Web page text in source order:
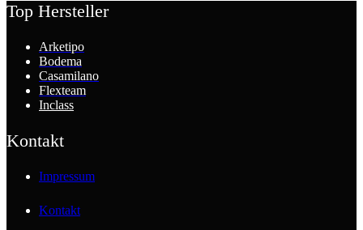
Top Hersteller
Arketipo
Bodema
Casamilano
Flexteam
Inclass
Kontakt
Impressum
Kontakt